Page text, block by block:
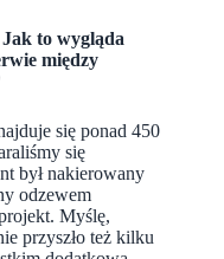
Jak to wygląda
między
się ponad 450
się
był nakierowany
odzewem
Myślę,
przyszło też kilku